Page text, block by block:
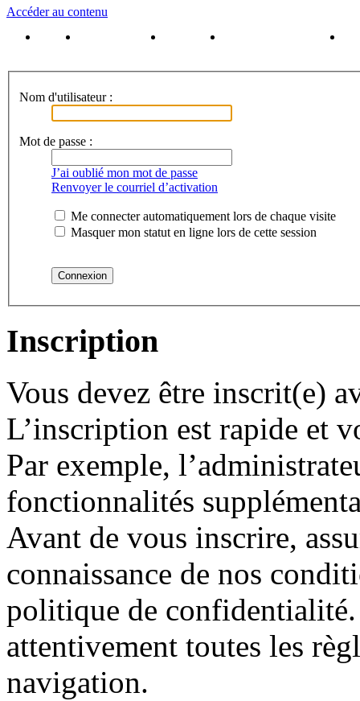
Accéder au contenu
Accueil
Inscrivez-vous ! Connexion Brochure Puy du Fou
Nom d'utilisateur :
Mot de passe :
J’ai oublié mon mot de passe
Renvoyer le courriel d’activation
Me connecter automatiquement lors de chaque visite
Masquer mon statut en ligne lors de cette session
Inscription
Vous devez être inscrit(e)
L’inscription est rapide et
Par exemple,
fonctionnalités
Avant de vous inscrire,
connaissance de nos
politique de
attentivement toutes les
navigation.